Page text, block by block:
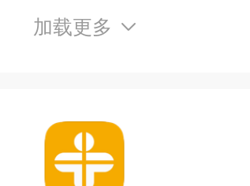
加载更多